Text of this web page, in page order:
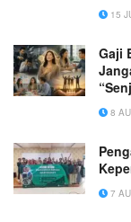
15
Gaji
8
7